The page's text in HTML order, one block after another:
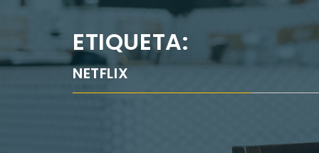
ETIQUETA:
NETFLIX